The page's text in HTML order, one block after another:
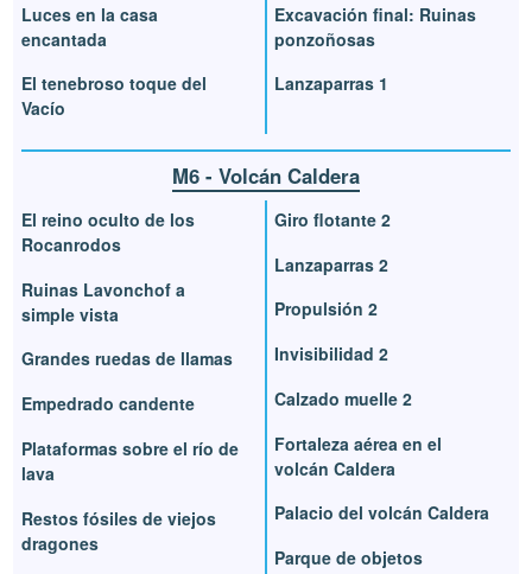
Luces en la casa
encantada
El tenebroso toque del
Vacío
Excavación final: Ruinas
ponzoñosas
Lanzaparras 1
M6 - Volcán Caldera
El reino oculto de los
Rocanrodos
Ruinas Lavonchof a
simple vista
Grandes ruedas de llamas
Empedrado candente
Plataformas sobre el río de
lava
Restos fósiles de viejos
dragones
Giro flotante 2
Lanzaparras 2
Propulsión 2
Invisibilidad 2
Calzado muelle 2
Fortaleza aérea en el
volcán Caldera
Palacio del volcán Caldera
Parque de objetos